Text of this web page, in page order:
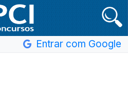
Entrar com Google